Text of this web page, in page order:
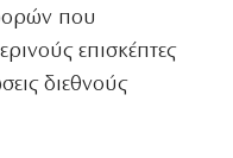
που
επισκέπτες
διεθνούς